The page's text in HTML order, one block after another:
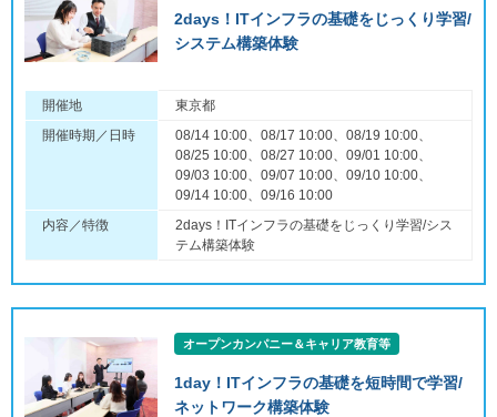
2days！ITインフラの基礎をじっくり学習/
システム構築体験
開催地
東京都
開催時期／日時
08/14 10:00、08/17 10:00、08/19 10:00、
08/25 10:00、08/27 10:00、09/01 10:00、
09/03 10:00、09/07 10:00、09/10 10:00、
09/14 10:00、09/16 10:00
内容／特徴
2days！ITインフラの基礎をじっくり学習/シス
テム構築体験
オープンカンパニー＆キャリア教育等
1day！ITインフラの基礎を短時間で学習/
ネットワーク構築体験